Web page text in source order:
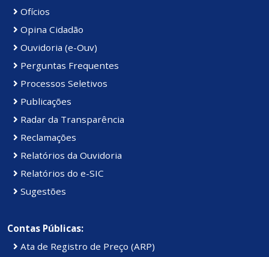
Ofícios
Opina Cidadão
Ouvidoria (e-Ouv)
Perguntas Frequentes
Processos Seletivos
Publicações
Radar da Transparência
Reclamações
Relatórios da Ouvidoria
Relatórios do e-SIC
Sugestões
Contas Públicas:
Ata de Registro de Preço (ARP)